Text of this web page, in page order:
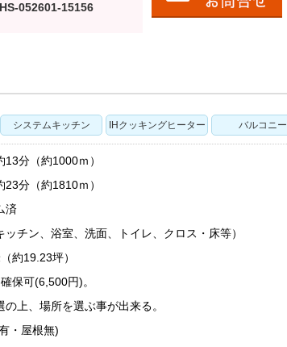
052601-15156
システムキッチン IHクッキングヒーター バルコニー
13分（約1000ｍ）
分（約1810ｍ）
済
ッチン、浴室、洗面、トイレ、クロス・床等）
約19.23坪）
保可(6,500円)。
上、場所を選ぶ事が出来る。
・屋根無)